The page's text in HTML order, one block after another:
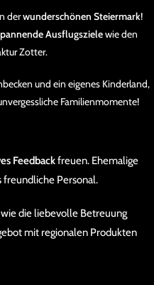
derwunderschönen Steiermark!
Ausflugszielewie den
Zotter.
und ein eigenes Kinderland,
Familienmomente!
Feedbackfreuen. Ehemalige
freundliche Personal.
wie die liebevolle Betreuung
mit regionalen Produkten